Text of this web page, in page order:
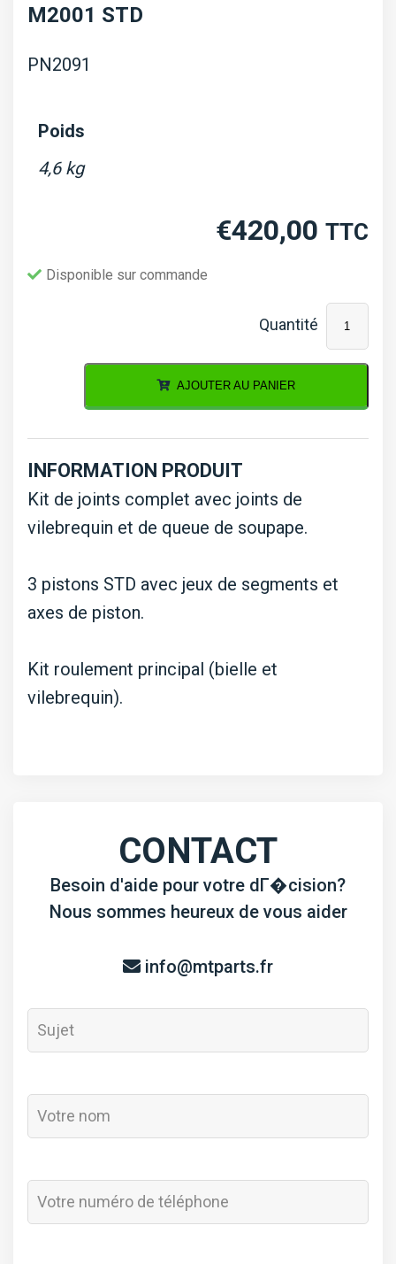
M2001 STD
PN2091
Poids
4,6 kg
€420,00 TTC
Disponible sur commande
de
AJOUTER AU PANIER
INFORMATION PRODUIT
Kit de joints complet avec joints de
vilebrequin et de queue de soupape.
3 pistons STD avec jeux de segments et
axes de piston.
Kit roulement principal (bielle et
vilebrequin).
CONTACT
Besoin d'aide pour votre dГ�cision?
Nous sommes heureux de vous aider
info@mtparts.fr